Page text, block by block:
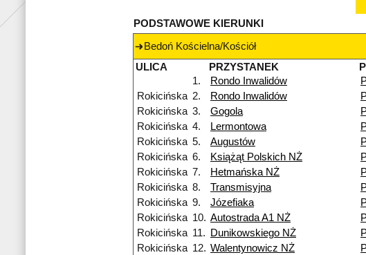
PODSTAWOWE KIERUNKI
Bedoń Kościelna/Kościół
ULICA
PRZYSTANEK
1.
Rondo Inwalidów
Rokicińska 2. Rondo Inwalidów
Rokicińska 3. Gogola
Rokicińska 4. Lermontowa
Rokicińska 5. Augustów
Rokicińska 6. Książąt Polskich NŻ
Rokicińska 7. Hetmańska NŻ
Rokicińska 8. Transmisyjna
Rokicińska 9. Józefiaka
Rokicińska 10. Autostrada A1 NŻ
Rokicińska 11. Dunikowskiego NŻ
Rokicińska 12. Walentynowicz NŻ